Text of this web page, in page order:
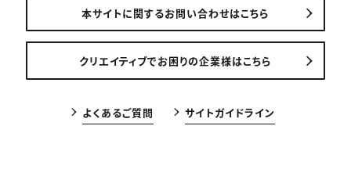
本サイトに関するお問い合わせはこちら
クリエイティブでお困りの企業様はこちら
よくあるご質問 サイトガイドライン